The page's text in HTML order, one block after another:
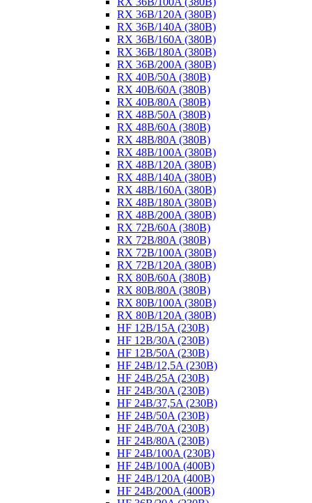
RX 36B/120A (380B)
RX 36B/140A (380B)
RX 36B/160A (380B)
RX 36B/180A (380B)
RX 36B/200A (380B)
RX 40B/50A (380B)
RX 40B/60A (380B)
RX 40B/80A (380B)
RX 48B/50A (380B)
RX 48B/60A (380B)
RX 48B/80A (380B)
RX 48B/100A (380B)
RX 48B/120A (380B)
RX 48B/140A (380B)
RX 48B/160A (380B)
RX 48B/180A (380B)
RX 48B/200A (380B)
RX 72B/60A (380B)
RX 72B/80A (380B)
RX 72B/100A (380B)
RX 72B/120A (380B)
RX 80B/60A (380B)
RX 80B/80A (380B)
RX 80B/100A (380B)
RX 80B/120A (380B)
HF 12B/15A (230B)
HF 12B/30A (230B)
HF 12B/50A (230B)
HF 24B/12,5A (230B)
HF 24B/25A (230B)
HF 24B/30A (230B)
HF 24B/37,5A (230B)
HF 24B/50A (230B)
HF 24B/70A (230B)
HF 24B/80A (230B)
HF 24B/100A (230B)
HF 24B/100A (400B)
HF 24B/120A (400B)
HF 24B/200A (400B)